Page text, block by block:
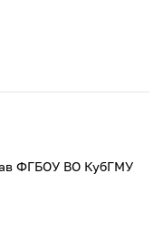
ФГБОУ ВО КубГМУ